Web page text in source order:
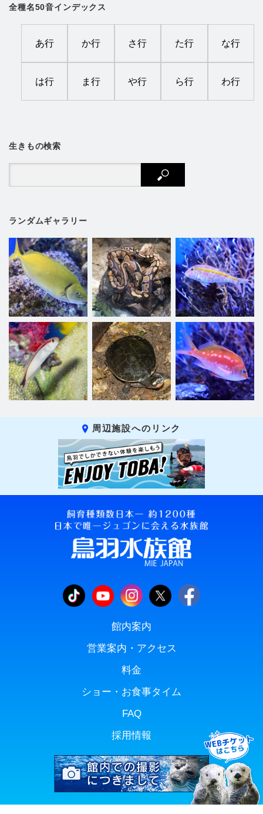
全種名50音インデックス
あ行 か行 さ行 た行 な行
は行 ま行 や行 ら行 わ行
生きもの検索
ランダムギャラリー
周辺施設へのリンク
館内案内
営業案内・アクセス
料金
ショー・お食事タイム
FAQ
採用情報